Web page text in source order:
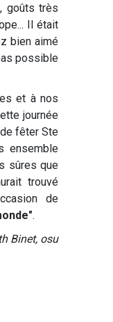
goûts très
Il était
bien aimé
possible
et à nos
journée
fêter Ste
ensemble
sûres que
trouvé
de
.
Binet, osu